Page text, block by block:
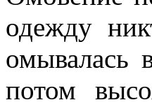
одежду
омывалась
потом